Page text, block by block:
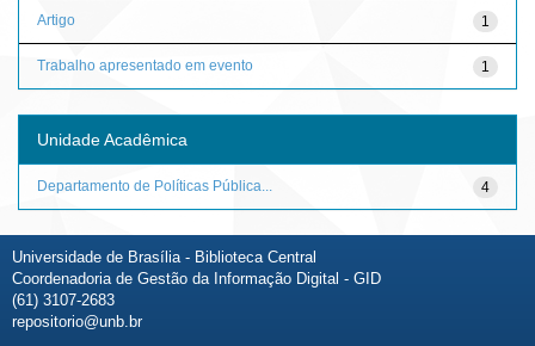
1
Artigo
1
Trabalho apresentado em evento
Unidade Acadêmica
4
Departamento de Políticas Pública...
Universidade de Brasília - Biblioteca Central
Coordenadoria de Gestão da Informação Digital - GID
(61) 3107-2683
repositorio@unb.br